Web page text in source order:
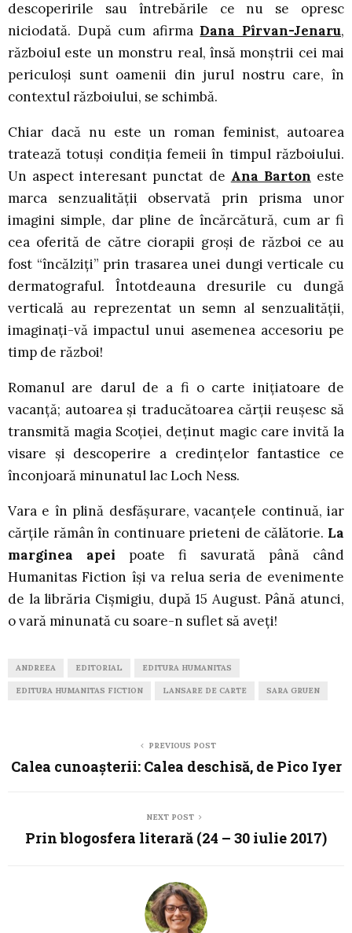
descoperirile sau întrebările ce nu se opresc
niciodată. După cum afirma Dana Pîrvan-Jenaru,
războiul este un monstru real, însă monștrii cei mai
periculoși sunt oamenii din jurul nostru care, în
contextul războiului, se schimbă.
Chiar dacă nu este un roman feminist, autoarea
tratează totuși condiția femeii în timpul războiului.
Un aspect interesant punctat de Ana Barton este
marca senzualității observată prin prisma unor
imagini simple, dar pline de încărcătură, cum ar fi
cea oferită de către ciorapii groși de război ce au
fost “încălziți” prin trasarea unei dungi verticale cu
dermatograful. Întotdeauna dresurile cu dungă
verticală au reprezentat un semn al senzualității,
imaginați-vă impactul unui asemenea accesoriu pe
timp de război!
Romanul are darul de a fi o carte inițiatoare de
vacanță; autoarea și traducătoarea cărții reușesc să
transmită magia Scoției, deținut magic care invită la
visare și descoperire a credințelor fantastice ce
înconjoară minunatul lac Loch Ness.
Vara e în plină desfășurare, vacanțele continuă, iar
cărțile rămân în continuare prieteni de călătorie. La
marginea apei poate fi savurată până când
Humanitas Fiction își va relua seria de evenimente
de la librăria Cișmigiu, după 15 August. Până atunci,
o vară minunată cu soare-n suflet să aveți!
ANDREEA EDITORIAL EDITURA HUMANITAS
EDITURA HUMANITAS FICTION LANSARE DE CARTE SARA GRUEN
PREVIOUS POST
Calea cunoașterii: Calea deschisă, de Pico Iyer
NEXT POST
Prin blogosfera literară (24 – 30 iulie 2017)